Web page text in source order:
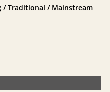
/ Traditional / Mainstream